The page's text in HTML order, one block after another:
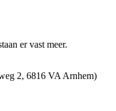
er vast meer.
2, 6816 VA Arnhem)